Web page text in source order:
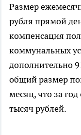
Размер
рубля прямой
компенсация
коммунальных
дополнительно
общий размер
месяц, что за
тысяч рублей.